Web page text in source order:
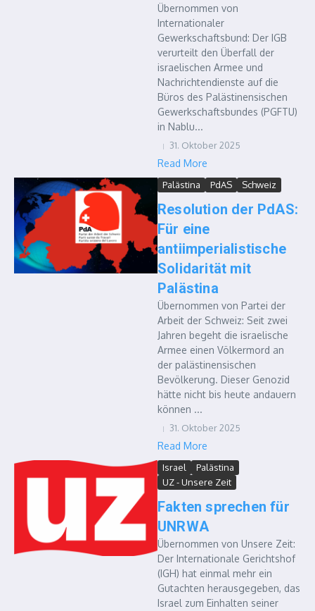
Übernommen von
Internationaler
Gewerkschaftsbund: Der IGB
verurteilt den Überfall der
israelischen Armee und
Nachrichtendienste auf die
Büros des Palästinensischen
Gewerkschaftsbundes (PGFTU)
in Nablu...
31. Oktober 2025
Read More
Palästina PdAS Schweiz
Resolution der PdAS:
Für eine
antiimperialistische
Solidarität mit
Palästina
Übernommen von Partei der
Arbeit der Schweiz: Seit zwei
Jahren begeht die israelische
Armee einen Völkermord an
der palästinensischen
Bevölkerung. Dieser Genozid
hätte nicht bis heute andauern
können ...
31. Oktober 2025
Read More
Israel
Palästina
UZ - Unsere Zeit
Fakten sprechen für
UNRWA
Übernommen von Unsere Zeit:
Der Internationale Gerichtshof
(IGH) hat einmal mehr ein
Gutachten herausgegeben, das
Israel zum Einhalten seiner